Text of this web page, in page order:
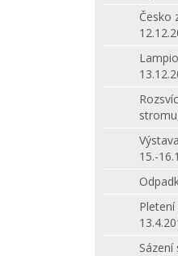
Česko
15.-